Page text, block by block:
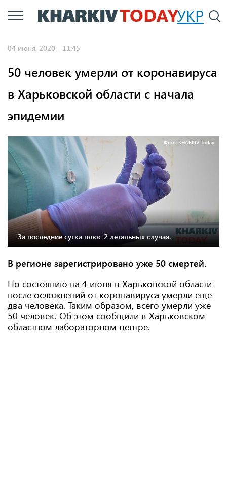
Перейти
к
УКР
04 июня, 2020 - 11:45
50 человек умерли от коронавируса
в Харьковской области с начала
эпидемии
Фото: KHARKIV Today
За последние сутки плюс 2 летальных случая.
В регионе зарегистрировано уже 50 смертей.
По состоянию на 4 июня в Харьковской области
после осложнений от коронавируса умерли еще
два человека. Таким образом, всего умерли уже
50 человек. Об этом сообщили в Харьковском
областном лабораторном центре.